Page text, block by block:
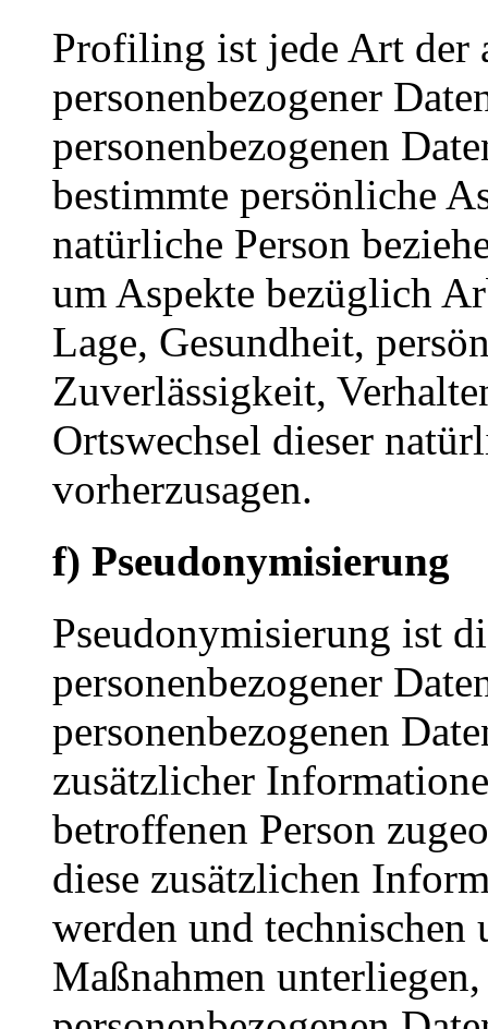
Profiling ist jede Art der
personenbezogener
personenbezogenen
bestimmte persönliche
natürliche Person
um Aspekte bezüglich
Lage, Gesundheit,
Zuverlässigkeit,
Ortswechsel dieser
vorherzusagen.
f) Pseudonymisierung
Pseudonymisierung ist
personenbezogener
personenbezogenen
zusätzlicher
betroffenen Person
diese zusätzlichen
werden und technischen
Maßnahmen